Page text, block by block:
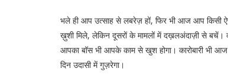
भले ही आप उत्साह से लबरेज़ हों, फिर भी आज आप
ख़ुशी मिले, लेकिन दूसरों के मामलों में दख़लअंदाज़ी से
आपका बॉस भी आपके काम से खुश होगा। कारोबारी भी
दिन उदासी में गुज़रेगा।